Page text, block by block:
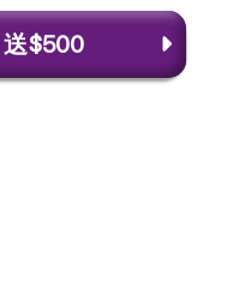
送$500